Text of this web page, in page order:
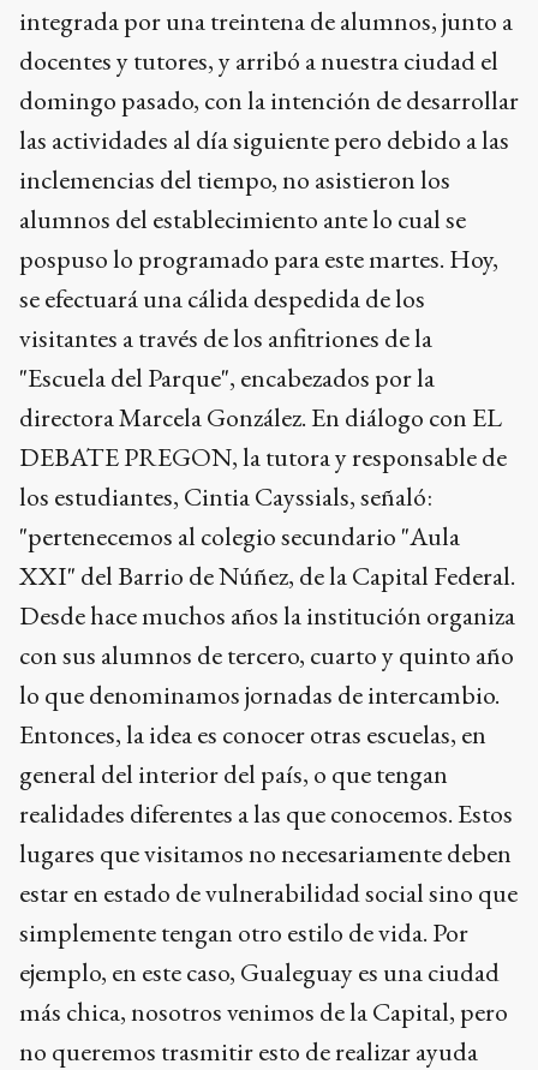
integrada por una treintena de alumnos, junto a
docentes y tutores, y arribó a nuestra ciudad el
domingo pasado, con la intención de desarrollar
las actividades al día siguiente pero debido a las
inclemencias del tiempo, no asistieron los
alumnos del establecimiento ante lo cual se
pospuso lo programado para este martes. Hoy,
se efectuará una cálida despedida de los
visitantes a través de los anfitriones de la
"Escuela del Parque", encabezados por la
directora Marcela González. En diálogo con EL
DEBATE PREGON, la tutora y responsable de
los estudiantes, Cintia Cayssials, señaló:
"pertenecemos al colegio secundario "Aula
XXI" del Barrio de Núñez, de la Capital Federal.
Desde hace muchos años la institución organiza
con sus alumnos de tercero, cuarto y quinto año
lo que denominamos jornadas de intercambio.
Entonces, la idea es conocer otras escuelas, en
general del interior del país, o que tengan
realidades diferentes a las que conocemos. Estos
lugares que visitamos no necesariamente deben
estar en estado de vulnerabilidad social sino que
simplemente tengan otro estilo de vida. Por
ejemplo, en este caso, Gualeguay es una ciudad
más chica, nosotros venimos de la Capital, pero
no queremos trasmitir esto de realizar ayuda